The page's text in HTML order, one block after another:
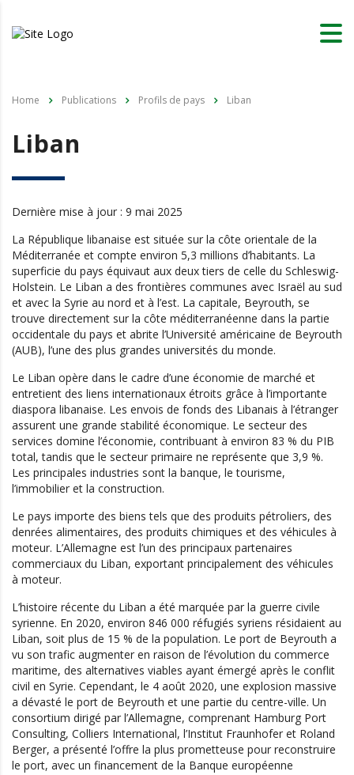
Home Publications Profils de pays Liban
Liban
Dernière mise à jour : 9 mai 2025
La République libanaise est située sur la côte orientale de la
Méditerranée et compte environ 5,3 millions d’habitants. La
superficie du pays équivaut aux deux tiers de celle du Schleswig-
Holstein. Le Liban a des frontières communes avec Israël au sud
et avec la Syrie au nord et à l’est. La capitale, Beyrouth, se
trouve directement sur la côte méditerranéenne dans la partie
occidentale du pays et abrite l’Université américaine de Beyrouth
(AUB), l’une des plus grandes universités du monde.
Le Liban opère dans le cadre d’une économie de marché et
entretient des liens internationaux étroits grâce à l’importante
diaspora libanaise. Les envois de fonds des Libanais à l’étranger
assurent une grande stabilité économique. Le secteur des
services domine l’économie, contribuant à environ 83 % du PIB
total, tandis que le secteur primaire ne représente que 3,9 %.
Les principales industries sont la banque, le tourisme,
l’immobilier et la construction.
Le pays importe des biens tels que des produits pétroliers, des
denrées alimentaires, des produits chimiques et des véhicules à
moteur. L’Allemagne est l’un des principaux partenaires
commerciaux du Liban, exportant principalement des véhicules
à moteur.
L’histoire récente du Liban a été marquée par la guerre civile
syrienne. En 2020, environ 846 000 réfugiés syriens résidaient au
Liban, soit plus de 15 % de la population. Le port de Beyrouth a
vu son trafic augmenter en raison de l’évolution du commerce
maritime, des alternatives viables ayant émergé après le conflit
civil en Syrie. Cependant, le 4 août 2020, une explosion massive
a dévasté le port de Beyrouth et une partie du centre-ville. Un
consortium dirigé par l’Allemagne, comprenant Hamburg Port
Consulting, Colliers International, l’Institut Fraunhofer et Roland
Berger, a présenté l’offre la plus prometteuse pour reconstruire
le port, avec un financement de la Banque européenne